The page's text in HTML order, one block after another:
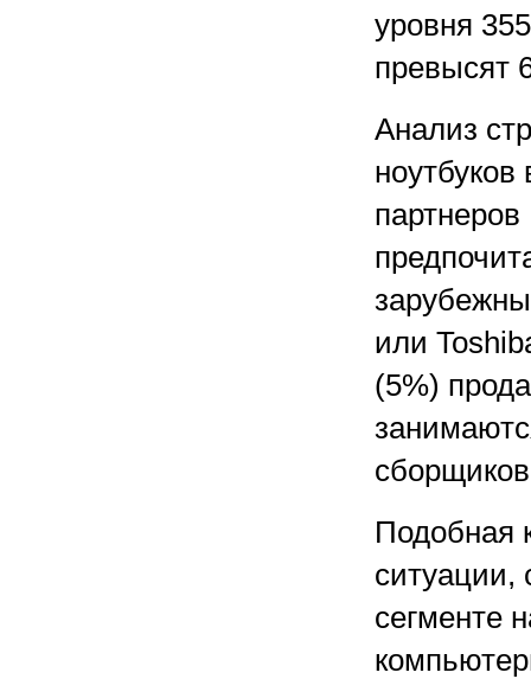
уровня
превысят
Анализ
или
(5%)
Подобная
ситуации,
сегменте